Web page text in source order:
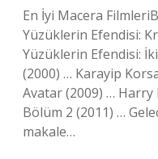
En İyi Macera
Yüzüklerin Efendisi:
Yüzüklerin Efendisi:
(2000) … Karayip
Avatar (2009) … Harry
Bölüm 2 (2011) …
makale…